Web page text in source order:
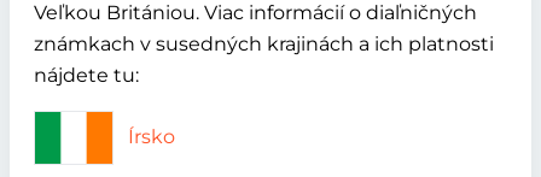
Veľkou Britániou. Viac informácií o diaľničných
známkach v susedných krajinách a ich platnosti
nájdete tu:
Írsko